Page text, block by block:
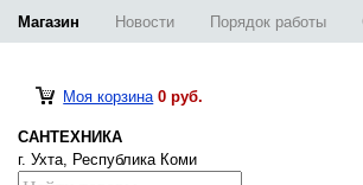
Магазин Новости Порядок работы
Моя корзина 0 руб.
САНТЕХНИКА
г. Ухта, Республика Коми